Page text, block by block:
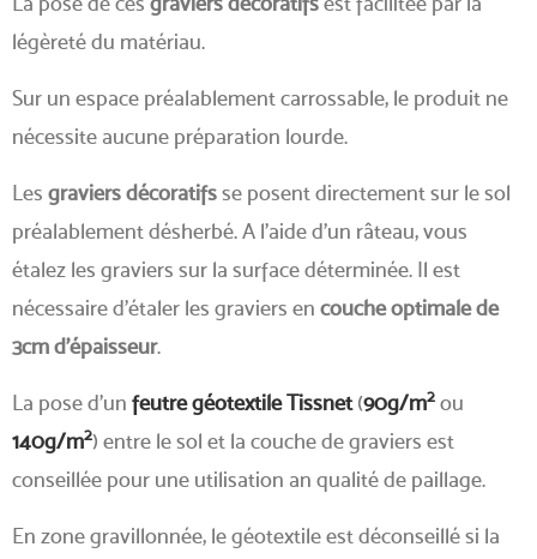
légèreté du matériau.
Sur un espace préalablement carrossable, le produit ne
nécessite aucune préparation lourde.
Les graviers décoratifsse posent directement sur le sol
préalablement désherbé. A l'aide d'un râteau, vous
étalez les graviers sur la surface déterminée. Il est
nécessaire d'étaler les graviers en couche optimale de
3cm d'épaisseur.
La pose d'un feutre géotextile Tissnet(90g/m2 ou
140g/m2) entre le sol et la couche de graviers est
conseillée pour une utilisation an qualité de paillage.
En zone gravillonnée, le géotextile est déconseillé si la